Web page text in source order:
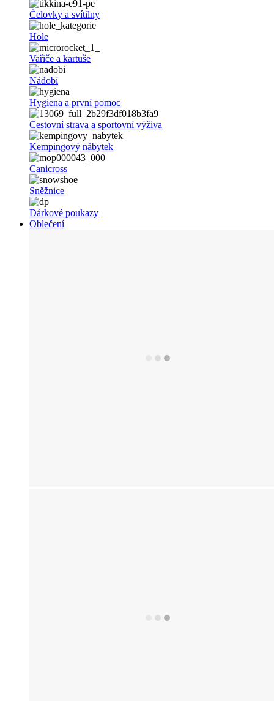
Čelovky a svítilny
Hole
Vařiče a kartuše
Nádobí
Hygiena a první pomoc
Cestovní strava a sportovní výživa
Kempingový nábytek
Canicross
Sněžnice
Dárkové poukazy
Oblečení